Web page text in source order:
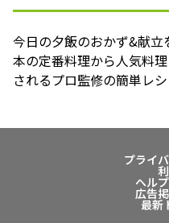
今日の夕飯のおかず&献
本の定番料理から人気料
されるプロ監修の簡単レ
プライ
ヘル
広告
最新